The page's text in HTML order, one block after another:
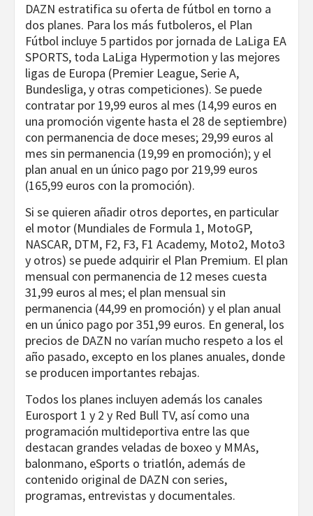
DAZN estratifica su oferta de fútbol en torno a
dos planes. Para los más futboleros, el Plan
Fútbol incluye 5 partidos por jornada de LaLiga EA
SPORTS, toda LaLiga Hypermotion y las mejores
ligas de Europa (Premier League, Serie A,
Bundesliga, y otras competiciones). Se puede
contratar por 19,99 euros al mes (14,99 euros en
una promoción vigente hasta el 28 de septiembre)
con permanencia de doce meses; 29,99 euros al
mes sin permanencia (19,99 en promoción); y el
plan anual en un único pago por 219,99 euros
(165,99 euros con la promoción).
Si se quieren añadir otros deportes, en particular
el motor (Mundiales de Formula 1, MotoGP,
NASCAR, DTM, F2, F3, F1 Academy, Moto2, Moto3
y otros) se puede adquirir el Plan Premium. El plan
mensual con permanencia de 12 meses cuesta
31,99 euros al mes; el plan mensual sin
permanencia (44,99 en promoción) y el plan anual
en un único pago por 351,99 euros. En general, los
precios de DAZN no varían mucho respeto a los el
año pasado, excepto en los planes anuales, donde
se producen importantes rebajas.
Todos los planes incluyen además los canales
Eurosport 1 y 2 y Red Bull TV, así como una
programación multideportiva entre las que
destacan grandes veladas de boxeo y MMAs,
balonmano, eSports o triatlón, además de
contenido original de DAZN con series,
programas, entrevistas y documentales.